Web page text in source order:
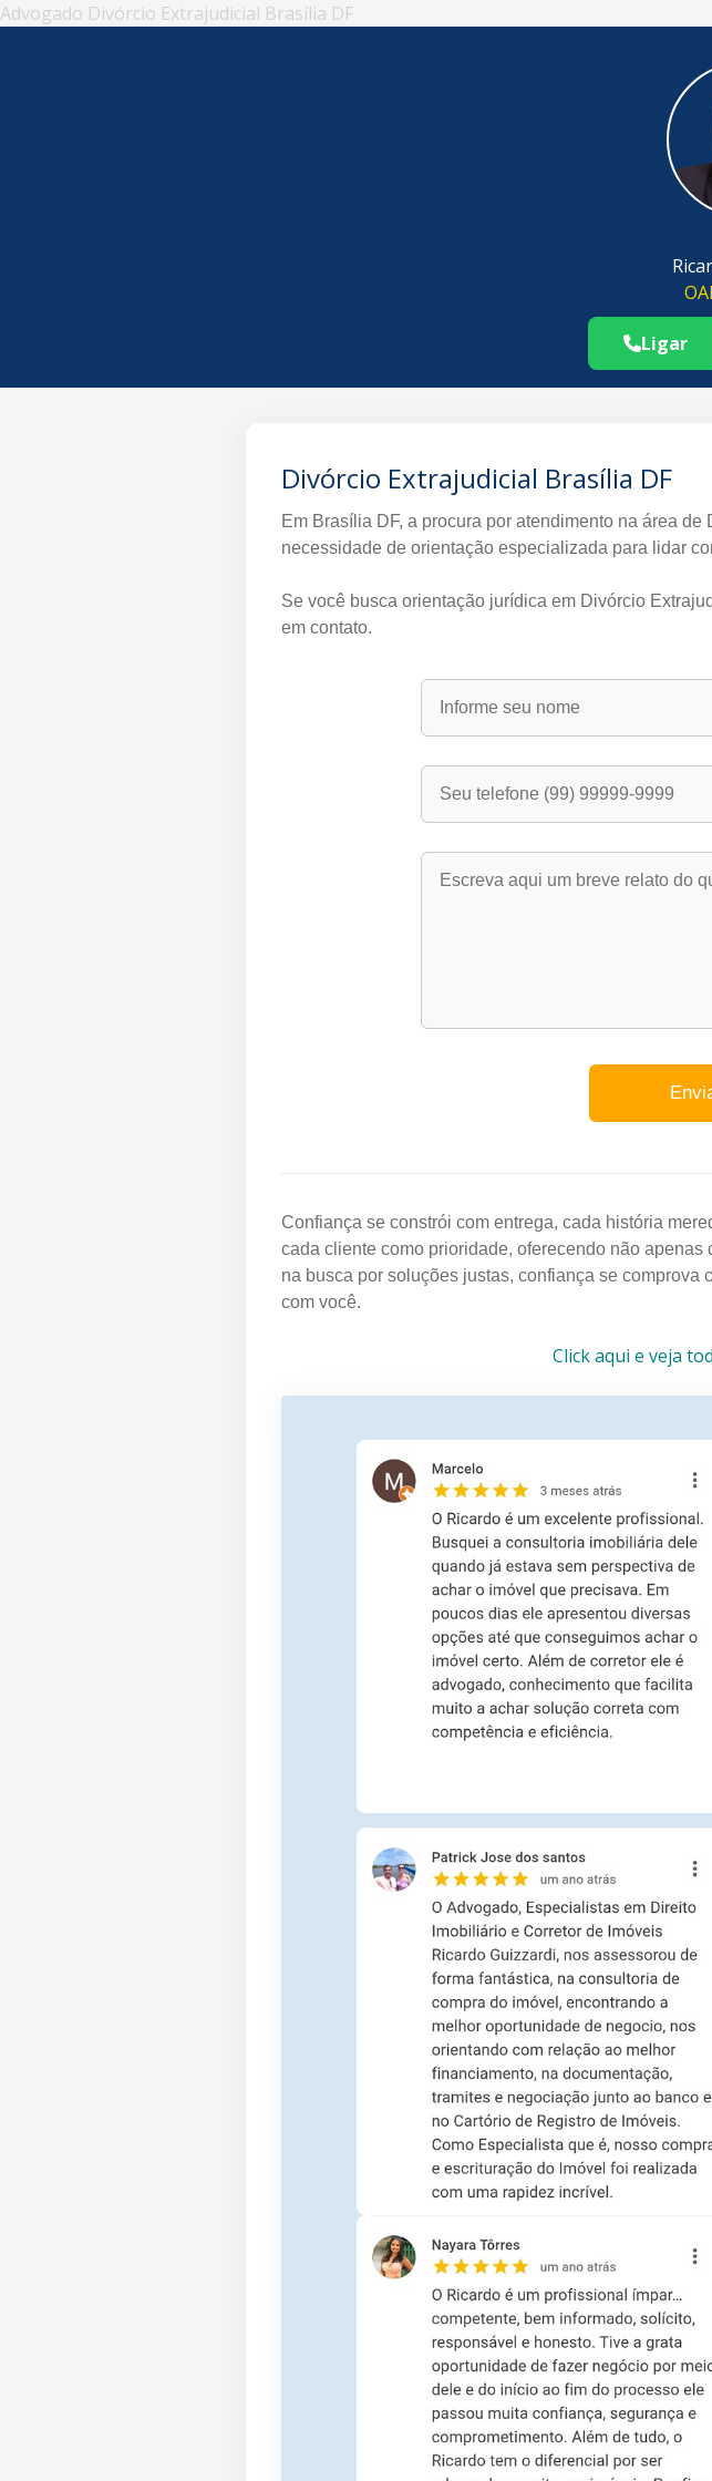
Advogado Divórcio Extrajudicial Brasília DF
Ligar
Divórcio Extrajudicial Brasília DF
Em Brasília DF, a procura por atendimento na área
necessidade de orientação especializada para lidar
Se você busca orientação jurídica em Divórcio
em contato.
Confiança se constrói com entrega, cada história
cada cliente como prioridade, oferecendo não
na busca por soluções justas, confiança se
com você.
Click aqui e veja